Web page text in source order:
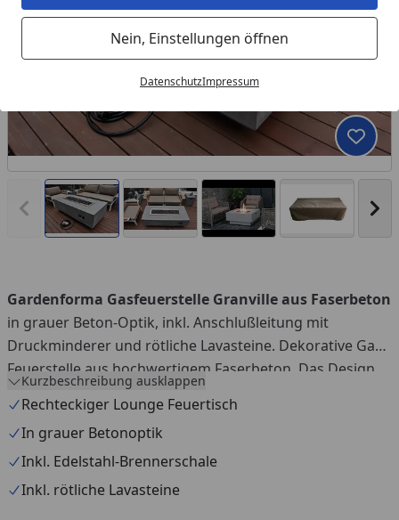
Nein, Einstellungen öffnen
DatenschutzImpressum
Vorheriges Bild anzeigen
Gardenforma Gasfeuerstelle Granville aus Faserbeton
in grauer Beton-Optik, inkl. Anschlußleitung mit
Druckminderer und rötliche Lavasteine. Dekorative Gas-
Feuerstelle aus hochwertigem Faserbeton. Das Design
ist in einer Rechteck Form mit Betonoptik gestaltet. Mit
dieser Gas-Feuerstelle setzen Sie ein Highlight in Ihrem
Garten und auf Ihrer Terrasse. Zum Zubehör gehören
rötlich-braune Lavasteine zur Dekorationszwecke, eine
qualitative Edelstahl-Brenneinheit sowie ein Edelstahl-
Kurzbeschreibung ausklappen
Rechteckiger Lounge Feuertisch
In grauer Betonoptik
Inkl. Edelstahl-Brennerschale
Inkl. rötliche Lavasteine